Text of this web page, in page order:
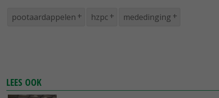
pootaardappelen hzpc mededinging
LEES OOK